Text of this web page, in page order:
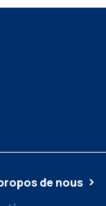
de nous